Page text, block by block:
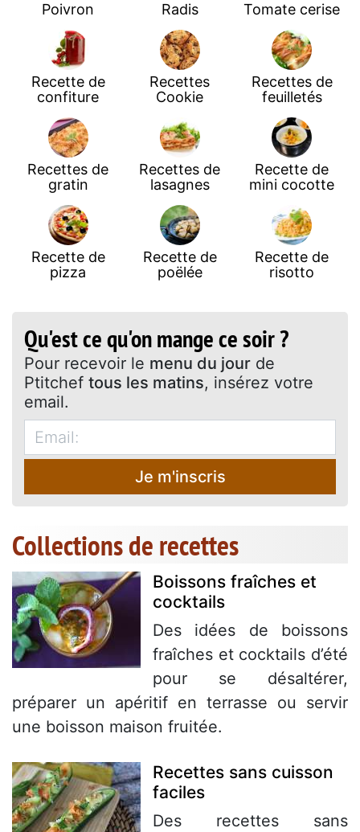
Poivron Radis Tomate cerise
Recette de
confiture
Recettes
Cookie
Recettes de
feuilletés
Recettes de
gratin
Recettes de
lasagnes
Recette de
mini cocotte
Recette de
pizza
Recette de
poëlée
Recette de
risotto
Qu'est ce qu'on mange ce soir ?
Pour recevoir le menu du jour de
Ptitchef tous les matins, insérez votre
email.
Je m'inscris
Collections de recettes
Boissons fraîches et
cocktails
Des idées de boissons
fraîches et cocktails d’été
pour se désaltérer,
préparer un apéritif en terrasse ou servir
une boisson maison fruitée.
Recettes sans cuisson
faciles
Des recettes sans